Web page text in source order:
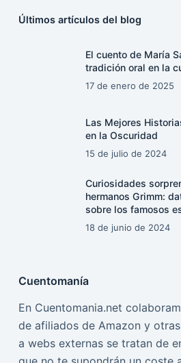
Últimos artículos del blog
El cuento de María
tradición oral en la
17 de enero de 2025
Las Mejores
en la Oscuridad
15 de julio de 2024
Curiosidades
hermanos Grimm:
sobre los famosos
18 de junio de 2024
Cuentomanía
En Cuentomania.net
de afiliados de Amazon y
a webs externas se tratan de